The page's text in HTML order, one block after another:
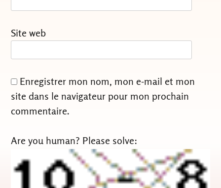
Site web
Enregistrer mon nom, mon e-mail et mon
site dans le navigateur pour mon prochain
commentaire.
Are you human? Please solve: